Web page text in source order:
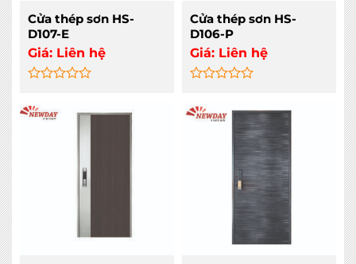
Cửa thép sơn HS-
D107-E
Giá: Liên hệ
0
out
Cửa thép sơn HS-
D106-P
Giá: Liên hệ
0
out